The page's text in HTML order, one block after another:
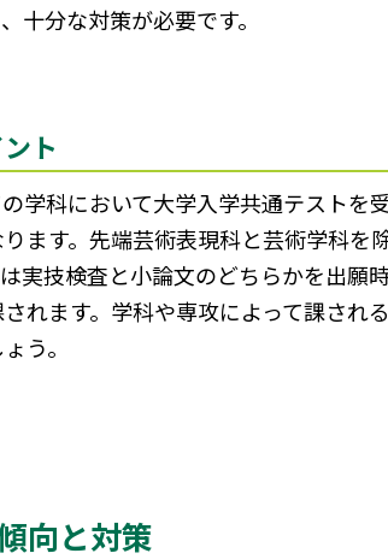
十分な対策が必要です。
ト
学科において大学入学共通テストを
ます。先端芸術表現科と芸術学科を
実技検査と小論文のどちらかを出願
れます。学科や専攻によって課され
う。
向と対策